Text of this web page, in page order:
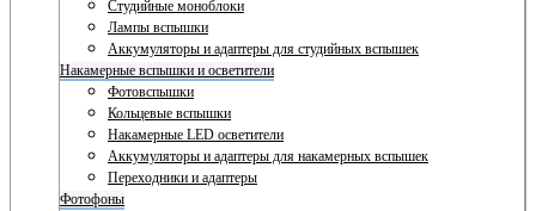
Студийные моноблоки
Лампы вспышки
Аккумуляторы и адаптеры для студийных вспышек
Накамерные вспышки и осветители
Фотовспышки
Кольцевые вспышки
Накамерные LED осветители
Аккумуляторы и адаптеры для накамерных вспышек
Переходники и адаптеры
Фотофоны